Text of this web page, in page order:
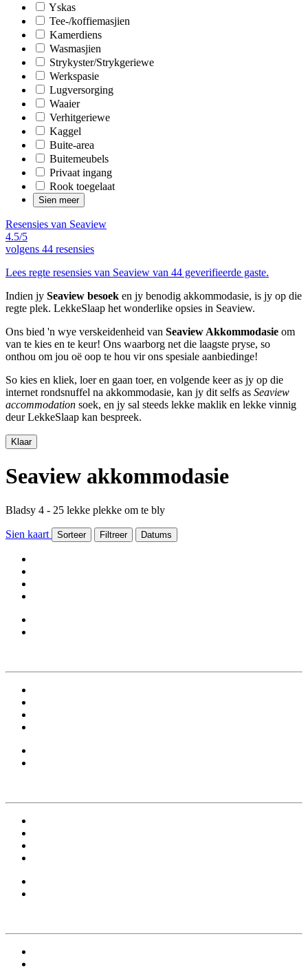
Yskas
Tee-/koffiemasjien
Kamerdiens
Wasmasjien
Strykyster/Strykgeriewe
Werkspasie
Lugversorging
Waaier
Verhitgeriewe
Kaggel
Buite-area
Buitemeubels
Privaat ingang
Rook toegelaat
Sien meer
Resensies van Seaview
4.5/5
volgens 44 resensies
Lees regte resensies van Seaview van 44 geverifieerde gaste.
Indien jy Seaview besoek en jy benodig akkommodasie, is jy op die
regte plek. LekkeSlaap het wonderlike opsies in Seaview.
Ons bied 'n wye verskeidenheid van Seaview Akkommodasie om
van te kies en te keur! Ons waarborg net die laagste pryse, so
onthou om jou oë oop te hou vir ons spesiale aanbiedinge!
So kies en kliek, loer en gaan toer, en volgende keer as jy op die
internet rondsnuffel na akkommodasie, kan jy dit selfs as Seaview
accommodation soek, en jy sal steeds lekke maklik en lekke vinnig
deur LekkeSlaap kan bespreek.
Klaar
Seaview akkommodasie
Bladsy 4 - 25 lekke plekke om te bly
Sien kaart Sorteer Filtreer Datums